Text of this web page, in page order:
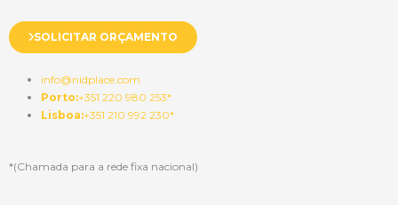
SOLICITAR ORÇAMENTO
info@nidplace.com
Porto:+351 220 980 253*
Lisboa:+351 210 992 230*
*(Chamada para a rede fixa nacional)